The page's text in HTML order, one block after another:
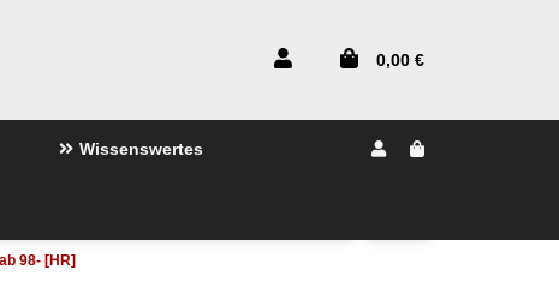
0,00 €
Wissenswertes
98- [HR]